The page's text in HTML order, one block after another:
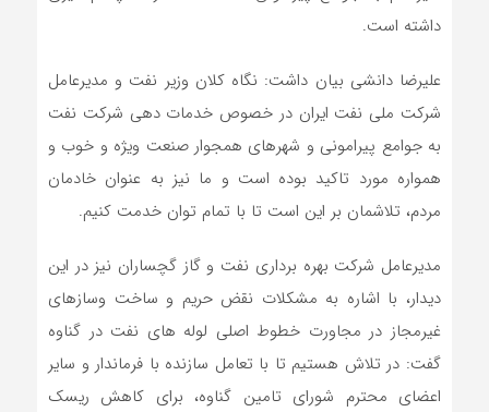
داشته است.
علیرضا دانشی بیان داشت: نگاه کلان وزیر نفت و مدیرعامل
شرکت ملی نفت ایران در خصوص خدمات دهی شرکت نفت
به جوامع پیرامونی و شهرهای همجوار صنعت ویژه و خوب و
همواره مورد تاکید بوده است و ما نیز به عنوان خادمان
مردم، تلاشمان بر این است تا با تمام توان خدمت کنیم.
مدیرعامل شرکت بهره برداری نفت و گاز گچساران نیز در این
دیدار، با اشاره به مشکلات نقض حریم و ساخت وسازهای
غیرمجاز در مجاورت خطوط اصلی لوله های نفت در گناوه
گفت: در تلاش هستیم تا با تعامل سازنده با فرماندار و سایر
اعضای محترم شورای تامین گناوه، برای کاهش ریسک